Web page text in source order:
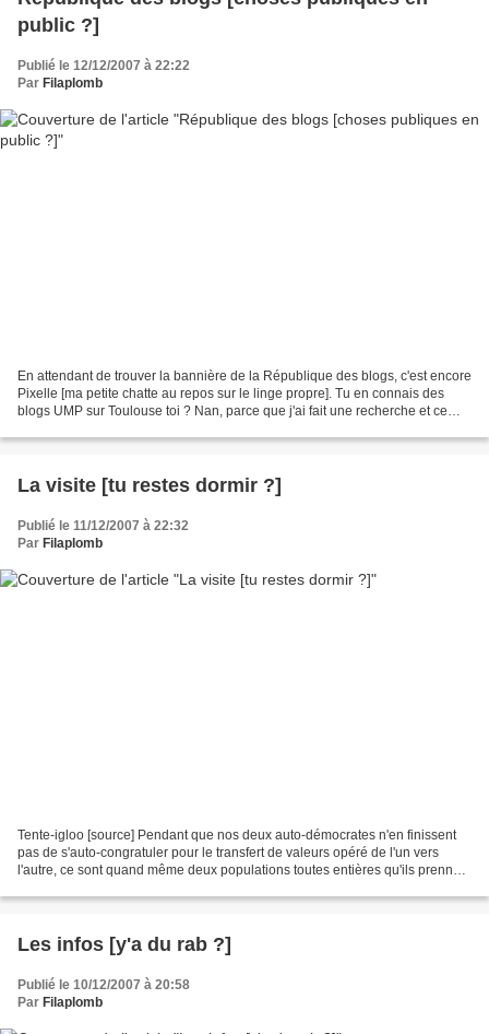
public ?]
Publié le 12/12/2007 à 22:22
Par Filaplomb
En attendant de trouver la bannière de la République des blogs, c'est encore
Pixelle [ma petite chatte au repos sur le linge propre]. Tu en connais des
blogs UMP sur Toulouse toi ? Nan, parce que j'ai fait une recherche et ce
La visite [tu restes dormir ?]
Publié le 11/12/2007 à 22:32
Par Filaplomb
Tente-igloo [source] Pendant que nos deux auto-démocrates n'en finissent
pas de s'auto-congratuler pour le transfert de valeurs opéré de l'un vers
l'autre, ce sont quand même deux populations toutes entières qu'ils prennent
Les infos [y'a du rab ?]
Publié le 10/12/2007 à 20:58
Par Filaplomb